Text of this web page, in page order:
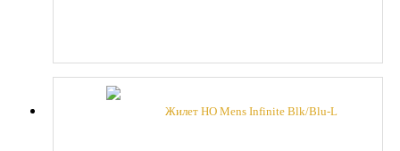
Жилет HO Mens Infinite Blk/Blu-L